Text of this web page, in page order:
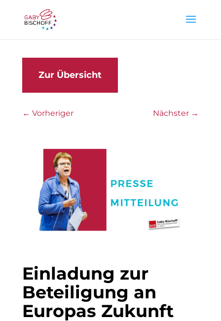
Zur Übersicht
← Vorheriger Nächster →
Einladung zur
Beteiligung an
Europas Zukunft